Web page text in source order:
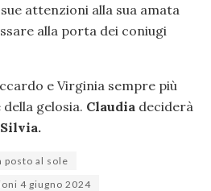
attenzioni alla sua amata
alla porta dei coniugi
e Virginia sempre più
gelosia. Claudia deciderà
Silvia.
posto al sole
4 giugno 2024